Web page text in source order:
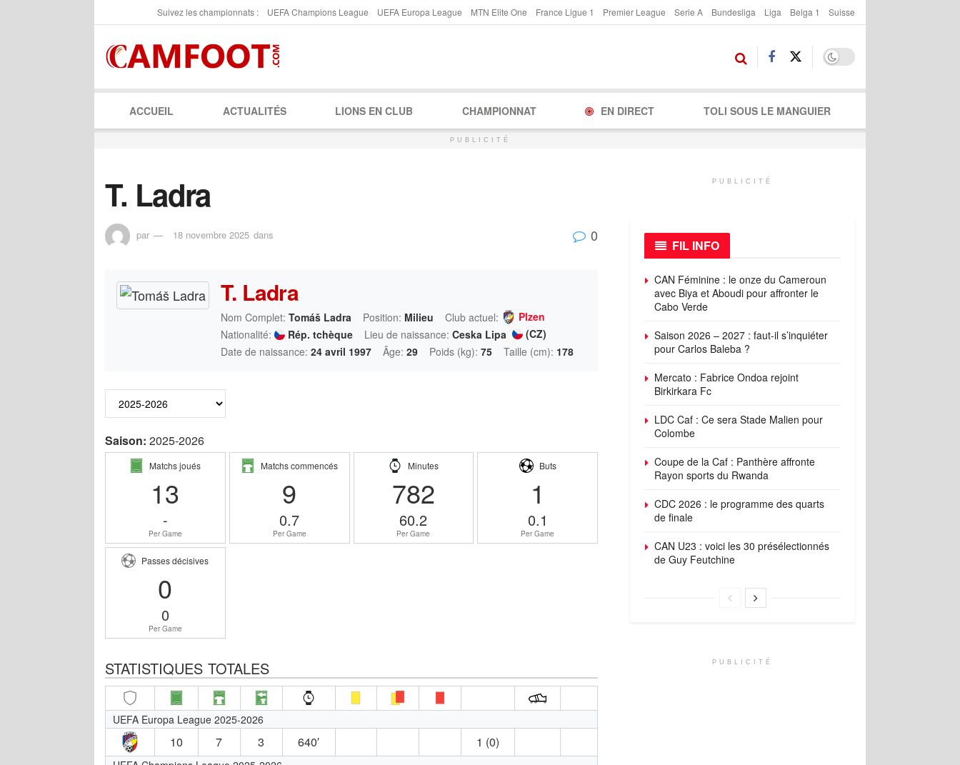
Suivez les championnats : UEFA Champions League UEFA Europa League MTN Elite One France Ligue 1 Premier League Serie A Bundesliga Liga Belga 1 Suisse
ACCUEIL ACTUALITÉS LIONS EN CLUB CHAMPIONNAT EN DIRECT TOLI SOUS LE MANGUIER
PUBLICITÉ
T. Ladra
par 18 novembre 2025 dans 0
T. Ladra
Nom Complet: Tomáš Ladra Position: Milieu Club actuel:
Plzen
Nationalité:
Rép. tchèque Lieu de naissance: Ceska Lipa
(CZ)
Date de naissance: 24 avril 1997 Âge: 29 Poids (kg): 75 Taille (cm): 178
Saison: 2025-2026
Matchs joués
13
-
Per Game
Matchs commencés
9
0.7
Per Game
Minutes
782
60.2
Per Game
Buts
1
0.1
Per Game
Passes décisives
0
0
Per Game
STATISTIQUES TOTALES
UEFA Europa League 2025-2026
10 7 3 640′ 1 (0)
PUBLICITÉ
FIL INFO
CAN Féminine : le onze du Cameroun
avec Biya et Aboudi pour affronter le
Cabo Verde
Saison 2026 – 2027 : faut-il s’inquiéter
pour Carlos Baleba ?
Mercato : Fabrice Ondoa rejoint
Birkirkara Fc
LDC Caf : Ce sera Stade Malien pour
Colombe
Coupe de la Caf : Panthère affronte
Rayon sports du Rwanda
CDC 2026 : le programme des quarts
de finale
CAN U23 : voici les 30 présélectionnés
de Guy Feutchine
PUBLICITÉ